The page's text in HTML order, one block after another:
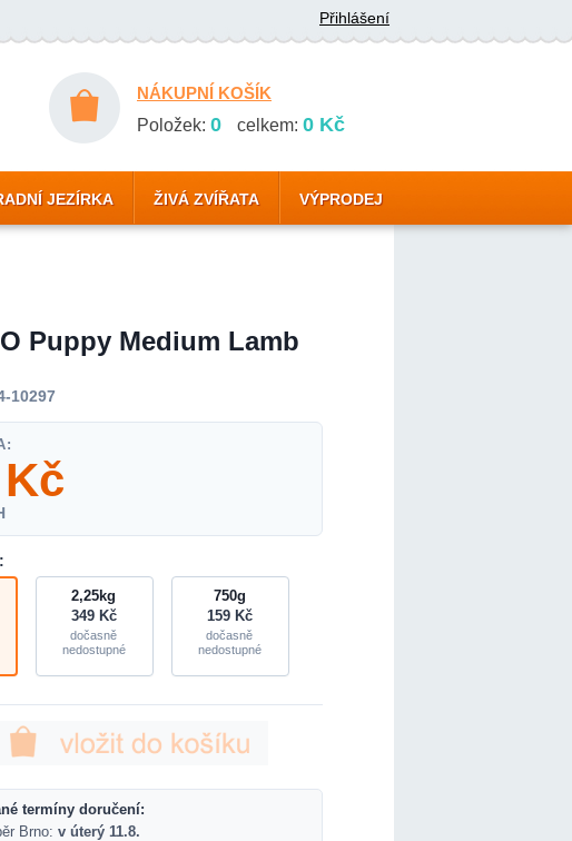
Přihlášení
NÁKUPNÍ KOŠÍK
Položek: 0 celkem: 0 Kč
JEZÍRKA ŽIVÁ ZVÍŘATA VÝPRODEJ
Puppy Medium Lamb
10297
Kč
2,25kg
349 Kč
dočasně
nedostupné
750g
159 Kč
dočasně
nedostupné
termíny doručení:
Brno: v úterý 11.8.